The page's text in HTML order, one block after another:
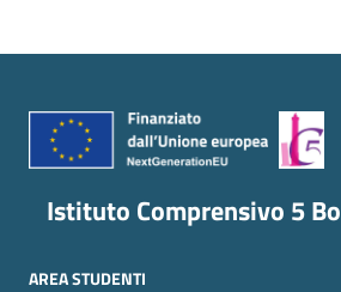
Istituto Comprensivo 5
AREA STUDENTI